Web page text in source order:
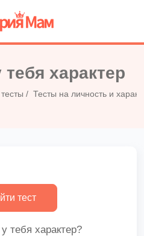
тебя характер
Тесты на личность и
тебя характер?